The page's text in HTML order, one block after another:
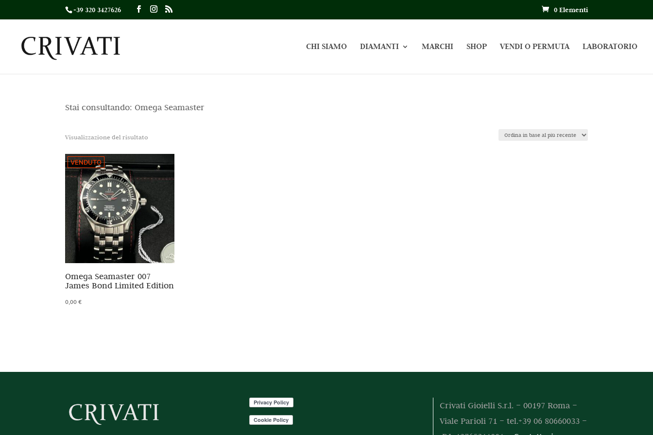
+39 320 3427626 0 Elementi
CHI SIAMO DIAMANTI MARCHI SHOP VENDI O PERMUTA LABORATORIO
Stai consultando: Omega Seamaster
Visualizzazione del risultato
VENDUTO
Omega Seamaster 007
James Bond Limited Edition
0,00€
Crivati Gioielli S.r.l. – 00197 Roma –
Viale Parioli 71 – tel.+39 06 80660033 –